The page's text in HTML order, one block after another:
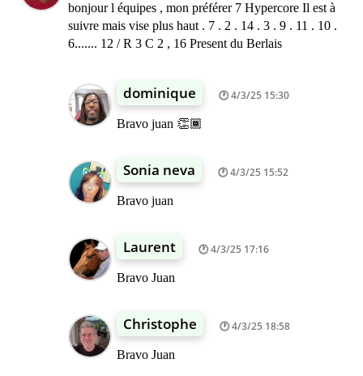
bonjour l équipes , mon préférer 7 Hypercore Il est à
suivre mais vise plus haut . 7 . 2 . 14 . 3 . 9 . 11 . 10 .
6....... 12 / R 3 C 2 , 16 Present du Berlais
dominique 4/3/25 15:30
Bravo juan 👏🏾
Sonia neva 4/3/25 15:52
Bravo juan
Laurent 4/3/25 17:16
Bravo Juan
Christophe 4/3/25 18:58
Bravo Juan